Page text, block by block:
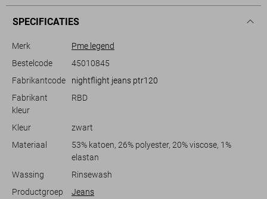
toevoeging aan je garderobe. De 5-pocket stijl en de subtiele
merkvormgeving op de achterzak geven de broek een tijdloze
De PME Legend jeans is ideaal voor zowel casual als semi-formele
gaat, deze jeans past perfect bij verschillende kledingstijlen.
Combineer hem met een netjes overhemd voor een smart-casual look
of draag hem met een eenvoudig T-shirt voor een relaxte outfit. De
knoop- en ritssluiting zorgen voor een praktische en gemakkelijke
gebruik zonder in te boeten op stijl.
SPECIFICATIES
Merk
Pme legend
Bestelcode
45010845
Fabrikantcode
nightflight jeans ptr120
Fabrikant
kleur
RBD
Kleur
zwart
Materiaal
53% katoen, 26% polyester, 20% viscose, 1%
elastan
Wassing
Rinsewash
Productgroep
Jeans